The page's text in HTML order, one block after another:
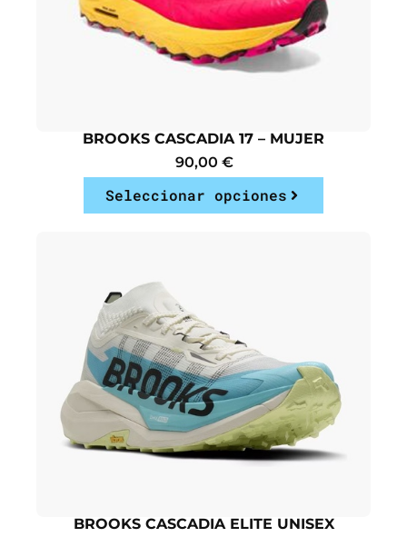
BROOKS CASCADIA 17 – MUJER
90,00 €
Seleccionar opciones
BROOKS CASCADIA ELITE UNISEX